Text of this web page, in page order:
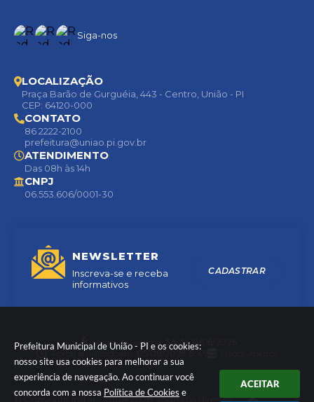
Prefeitura Municipal de União - PI e os cookies:
nosso site usa cookies para melhorar a sua
experiência de navegação. Ao continuar você
concorda com a nossa Política de Cookies e
ACEITAR
Siga-nos
NEWSLETTER
Inscreva-se e receba
informativos
CADASTRAR
LOCALIZAÇÃO
Praça Barão de Gurguéia, 443 - Centro, União - PI
CEP: 64120-000
CONTATO
86 2222-2100
prefeitura@uniao.pi.gov.br
ATENDIMENTO
Das 08h às 14h
CNPJ
06.553.606/0001-30
Versão do Sistema:3.5.3 - 19/06/2026
Portal atualizado em:
© Copyright Instar - 2006-2026. Todos os direitos